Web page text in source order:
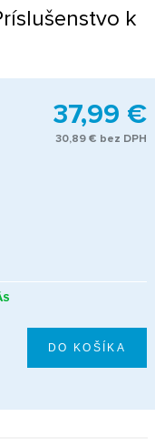
k
37,99 €
30,89 € bez DPH